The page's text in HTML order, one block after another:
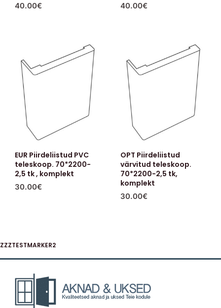
40.00€ 40.00€
EUR Piirdeliistud PVC
teleskoop. 70*2200-
2,5 tk , komplekt
30.00€
OPT Piirdeliistud
värvitud teleskoop.
70*2200-2,5 tk,
komplekt
30.00€
ZZZTESTMARKER2